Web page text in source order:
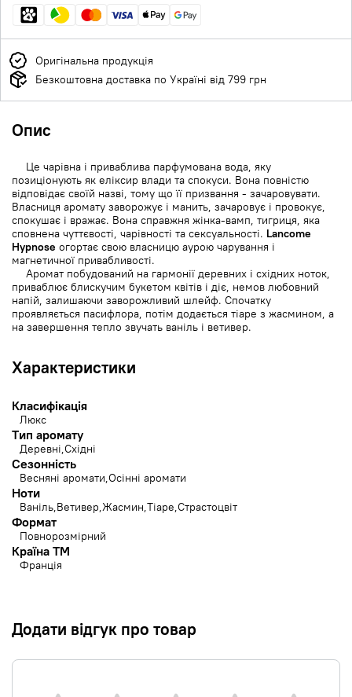
Оригінальна продукція
Безкоштовна доставка по Україні від 799 грн
Опис
Це чарівна і приваблива парфумована вода, яку
позиціонують як еліксир влади та спокуси. Вона повністю
відповідає своїй назві, тому що її призвання - зачаровувати.
Власниця аромату заворожує і манить, зачаровує і провокує,
спокушає і вражає. Вона справжня жінка-вамп, тигриця, яка
сповнена чуттєвості, чарівності та сексуальності. Lancome
Hypnose огортає свою власницю аурою чарування і
магнетичної привабливості.
Аромат побудований на гармонії деревних і східних ноток,
приваблює блискучим букетом квітів і діє, немов любовний
напій, залишаючи заворожливий шлейф. Спочатку
проявляється пасифлора, потім додається тіаре з жасмином, а
на завершення тепло звучать ваніль і ветивер.
Характеристики
Класифікація
Люкс
Тип аромату
Деревні Східні
Сезонність
Весняні аромати Осінні аромати
Ноти
Ваніль Ветивер Жасмин Тіаре Страстоцвіт
Формат
Повнорозмірний
Країна ТМ
Франція
Додати відгук про товар